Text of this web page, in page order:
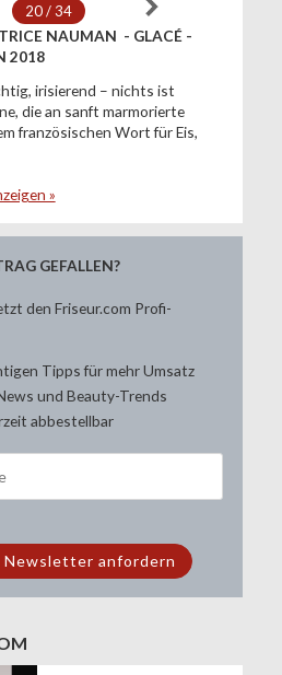
20 / 34
NAUMAN - GLACÉ -
2018
irisierend – nichts ist
die an sanft marmorierte
französischen Wort für Eis,
»
GEFALLEN?
den Friseur.com Profi-
Tipps für mehr Umsatz
und Beauty-Trends
abbestellbar